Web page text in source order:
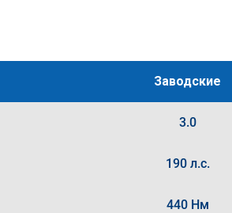
Заводские
3.0
190 л.с.
440 Нм